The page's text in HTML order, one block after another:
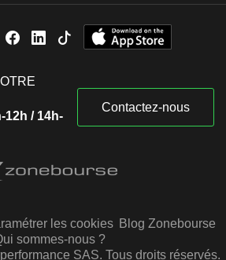
12h / 14h-
Contactez-nous
les cookies Blog Zonebourse
sommes-nous ?
SAS. Tous droits réservés.